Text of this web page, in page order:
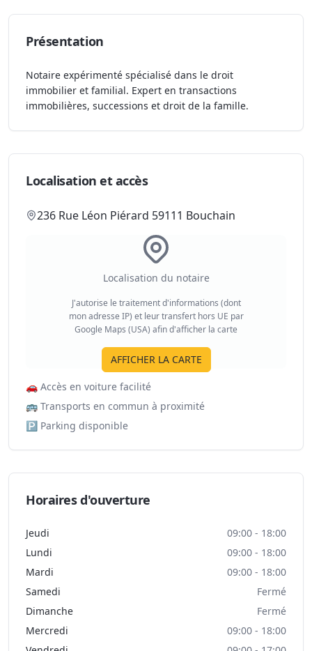
Présentation
Notaire expérimenté spécialisé dans le droit
immobilier et familial. Expert en transactions
immobilières, successions et droit de la famille.
Localisation et accès
236 Rue Léon Piérard 59111 Bouchain
Localisation du notaire
J'autorise le traitement d'informations (dont
mon adresse IP) et leur transfert hors UE par
Google Maps (USA) afin d'afficher la carte
AFFICHER LA CARTE
🚗 Accès en voiture facilité
🚌 Transports en commun à proximité
🅿️ Parking disponible
Horaires d'ouverture
Jeudi
09:00 - 18:00
Lundi
09:00 - 18:00
Mardi
09:00 - 18:00
Samedi
Fermé
Dimanche
Fermé
Mercredi
09:00 - 18:00